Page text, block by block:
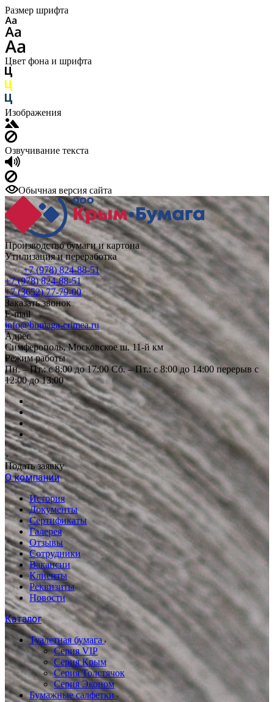
Размер шрифта
Цвет фона и шрифта
Изображения
Озвучивание текста
Обычная версия сайта
Производство бумаги и картона
Утилизация и переработка
+7 (978) 824-88-51
+7 (978) 824-88-51
+7 (3652) 77-79-00
Заказать звонок
E-mail
info@bumaga-crimea.ru
Адрес
Симферополь, Московское ш. 11-й км
Режим работы
Пн. – Пт.: с 8:00 до 17:00 Сб. – Пт.: с 8:00 до 14:00 перерыв с
12:00 до 13:00
Подать заявку
О компании
История
Документы
Сертификаты
Галерея
Отзывы
Сотрудники
Вакансии
Клиенты
Реквизиты
Новости
Каталог
Туалетная бумага
Серия VIP
Серия Крым
Серия Толстячок
Серия Эконом
Бумажные салфетки